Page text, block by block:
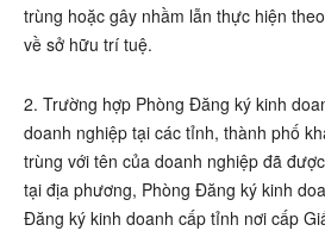
trùng hoặc gây nhầm lẫn thực hiện
về sở hữu trí tuệ.
2. Trường hợp Phòng Đăng ký kinh
doanh nghiệp tại các tỉnh, thành phố
trùng với tên của doanh nghiệp đã
tại địa phương, Phòng Đăng ký kinh
Đăng ký kinh doanh cấp tỉnh nơi cấp